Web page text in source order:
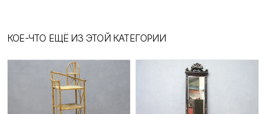
КОЕ-ЧТО ЕЩЁ ИЗ ЭТОЙ КАТЕГОРИИ